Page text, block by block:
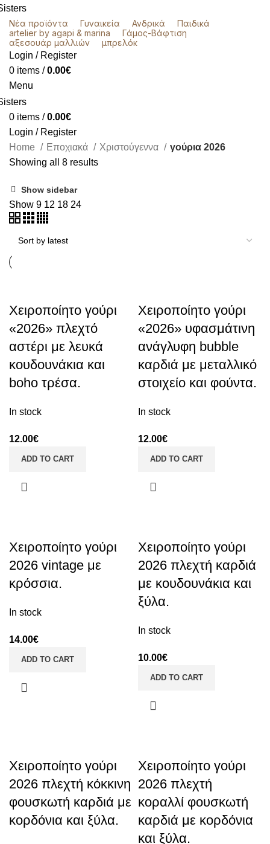
Νέα προϊόντα Γυναικεία Ανδρικά
Παιδικά
artelier by agapi & marina
Γάμος-Βάφτιση
αξεσουάρ μαλλιών
μπρελόκ
Login / Register
0 items / 0.00€
Menu
0 items / 0.00€
Login / Register
Home Εποχιακά Χριστούγεννα
γούρια 2026
Showing all 8 results
Show sidebar
Show 9 12 18 24
Χειροποίητο γούρι
«2026» πλεχτό
αστέρι με λευκά
κουδουνάκια και
boho τρέσα.
In stock
12.00€
ADD TO CART
Χειροποίητο γούρι
«2026» υφασμάτινη
ανάγλυφη bubble
καρδιά με μεταλλικό
στοιχείο και φούντα.
In stock
12.00€
ADD TO CART
Χειροποίητο γούρι
2026 vintage με
κρόσσια.
In stock
14.00€
ADD TO CART
Χειροποίητο γούρι
2026 πλεχτή καρδιά
με κουδουνάκια και
ξύλα.
In stock
10.00€
ADD TO CART
Χειροποίητο γούρι
2026 πλεχτή κόκκινη
φουσκωτή καρδιά με
κορδόνια και ξύλα.
Χειροποίητο γούρι
2026 πλεχτή
κοραλλί φουσκωτή
καρδιά με κορδόνια
και ξύλα.